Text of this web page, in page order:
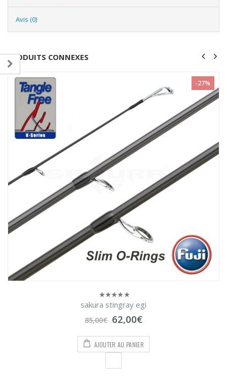
Avis (0)
PRODUITS CONNEXES
-27%
0
5
sakura stingray egi
85,00€ Le
prix
initial
était :
85,00€.
62,00€Le
actuel
est :
62,00€.
AJOUTER AU PANIER